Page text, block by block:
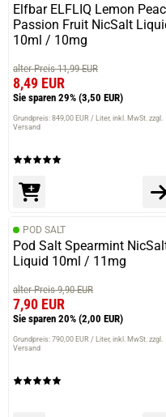
Elfbar ELFLIQ Lemon
Passion Fruit NicSalt
10ml / 10mg
alter Preis 11,99 EUR
8,49 EUR
Sie sparen 29% (3,50 EUR)
Grundpreis: 849,00 EUR / Liter inkl. MwSt. zzgl.
Versand
POD SALT
Pod Salt Spearmint
Liquid 10ml / 11mg
alter Preis 9,90 EUR
7,90 EUR
Sie sparen 20% (2,00 EUR)
Grundpreis: 790,00 EUR / Liter inkl. MwSt. zzgl.
Versand